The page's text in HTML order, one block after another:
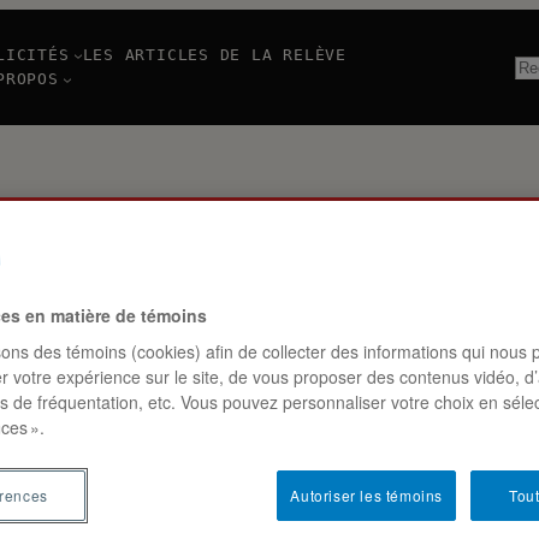
LES ARTICLES DE LA RELÈVE
:
en matière de témoins
des témoins (cookies) afin de collecter des informations qui nous
votre expérience sur le site, de vous proposer des contenus vidéo,
de fréquentation, etc. Vous pouvez personnaliser votre choix en
».
Autoriser les témoins